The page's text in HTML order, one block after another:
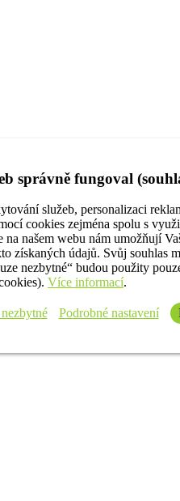
správně fungoval
služeb, personalizaci
cookies zejména spolu s
našem webu nám umožňují
získaných údajů. Svůj souhlas
nezbytné“ budou použity
Více informací.
Podrobné nastavení